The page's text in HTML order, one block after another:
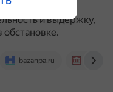
и выдержку,
обстановке.
bazanpa.ru